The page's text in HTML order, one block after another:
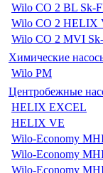
Wilo CO 2 BL Sk-
Wilo CO 2 HELIX
Wilo CO 2 MVI
Химические
Wilo PM
Центробежные
HELIX EXCEL
HELIX VE
Wilo-Economy
Wilo-Economy
Wilo-Economy